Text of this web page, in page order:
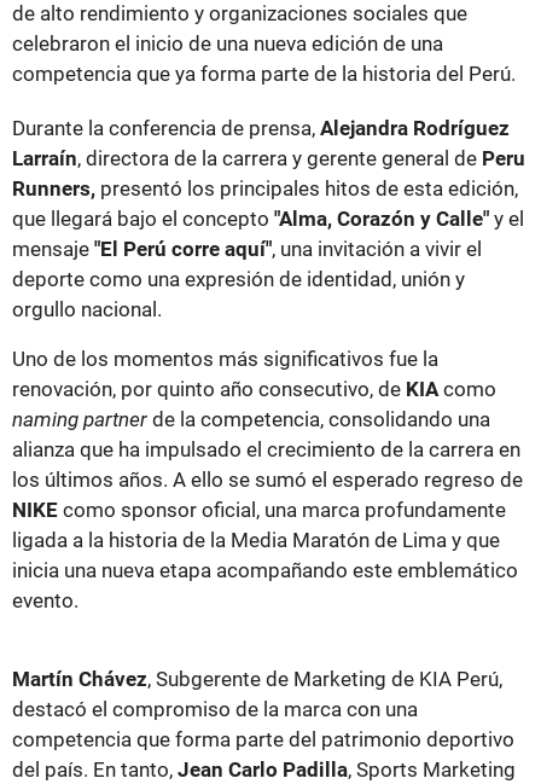
de alto rendimiento y organizaciones sociales que
celebraron el inicio de una nueva edición de una
competencia que ya forma parte de la historia del Perú.
Durante la conferencia de prensa, Alejandra Rodríguez
Larraín, directora de la carrera y gerente general de Peru
Runners, presentó los principales hitos de esta edición,
que llegará bajo el concepto "Alma, Corazón y Calle" y el
mensaje "El Perú corre aquí", una invitación a vivir el
deporte como una expresión de identidad, unión y
orgullo nacional.
Uno de los momentos más significativos fue la
renovación, por quinto año consecutivo, de KIAcomo
naming partner de la competencia, consolidando una
alianza que ha impulsado el crecimiento de la carrera en
los últimos años. A ello se sumó el esperado regreso de
NIKE como sponsor oficial, una marca profundamente
ligada a la historia de la Media Maratón de Lima y que
inicia una nueva etapa acompañando este emblemático
evento.
Martín Chávez, Subgerente de Marketing de KIA Perú,
destacó el compromiso de la marca con una
competencia que forma parte del patrimonio deportivo
del país. En tanto, Jean Carlo Padilla, Sports Marketing